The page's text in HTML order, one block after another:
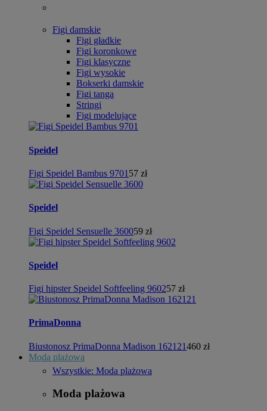
Figi damskie
Figi gładkie
Figi koronkowe
Figi klasyczne
Figi wysokie
Bokserki damskie
Figi tanga
Stringi
Figi modelujące
Speidel
Figi Speidel Bambus 9701 57 zł
Speidel
Figi Speidel Sensuelle 360059 zł
Speidel
Figi hipster Speidel Softfeeling 960257 zł
PrimaDonna
Biustonosz PrimaDonna Madison 162121460 zł
Moda plażowa
Wszystkie: Moda plażowa
Moda plażowa